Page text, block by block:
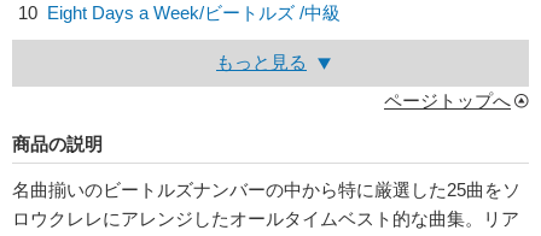
10 Eight Days a Week/ビートルズ /中級
もっと見る
ページトップへ
商品の説明
名曲揃いのビートルズナンバーの中から特に厳選した25曲をソ
ロウクレレにアレンジしたオールタイムベスト的な曲集。リア